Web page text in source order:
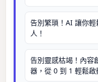
告別繁瑣！AI 讓你
人！
告別靈感枯竭！內容
器，從 0 到 1 輕鬆啟